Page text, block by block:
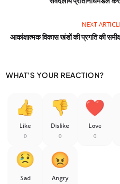
NEXT
आकांक्षात्मक विकास खंडों की प्रगति की
WHAT'S YOUR REACTION?
Like
0
Dislike
0
Love
0
Sad Angry